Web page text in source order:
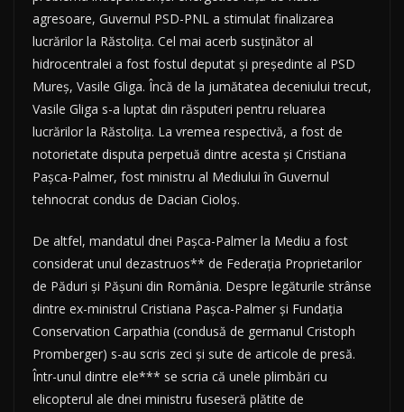
agresoare, Guvernul PSD-PNL a stimulat finalizarea
lucrărilor la Răstolița. Cel mai acerb susținător al
hidrocentralei a fost fostul deputat și președinte al PSD
Mureș, Vasile Gliga. Încă de la jumătatea deceniului trecut,
Vasile Gliga s-a luptat din răsputeri pentru reluarea
lucrărilor la Răstolița. La vremea respectivă, a fost de
notorietate disputa perpetuă dintre acesta și Cristiana
Pașca-Palmer, fost ministru al Mediului în Guvernul
tehnocrat condus de Dacian Cioloș.
De altfel, mandatul dnei Pașca-Palmer la Mediu a fost
considerat unul dezastruos** de Federația Proprietarilor
de Păduri și Pășuni din România. Despre legăturile strânse
dintre ex-ministrul Cristiana Pașca-Palmer și Fundația
Conservation Carpathia (condusă de germanul Cristoph
Promberger) s-au scris zeci și sute de articole de presă.
Într-unul dintre ele*** se scria că unele plimbări cu
elicopterul ale dnei ministru fuseseră plătite de